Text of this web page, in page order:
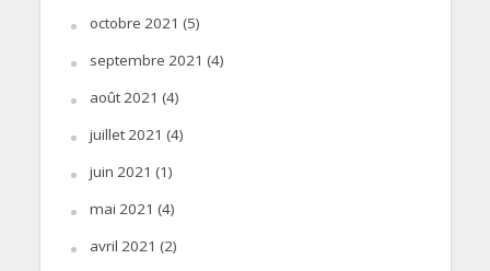
octobre 2021 (5)
septembre 2021 (4)
août 2021 (4)
juillet 2021 (4)
juin 2021 (1)
mai 2021 (4)
avril 2021 (2)